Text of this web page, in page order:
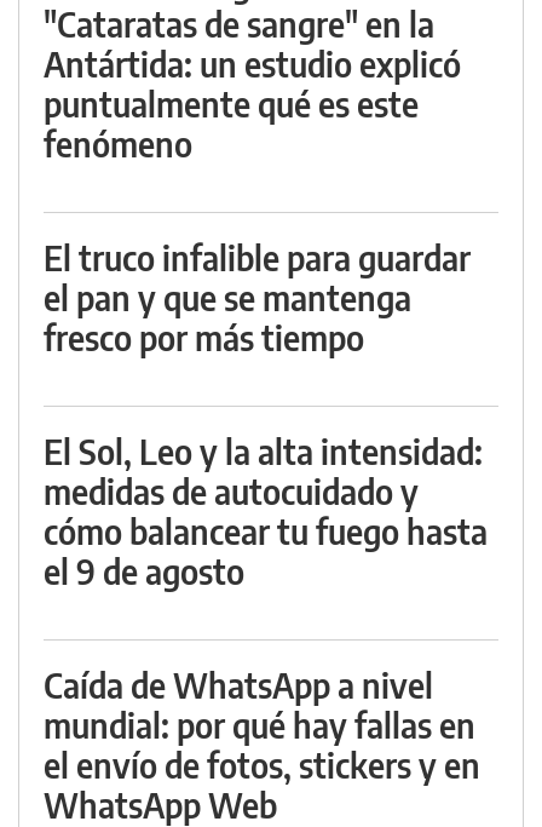
"Cataratas de sangre" en la
Antártida: un estudio explicó
puntualmente qué es este
fenómeno
El truco infalible para guardar
el pan y que se mantenga
fresco por más tiempo
El Sol, Leo y la alta intensidad:
medidas de autocuidado y
cómo balancear tu fuego hasta
el 9 de agosto
Caída de WhatsApp a nivel
mundial: por qué hay fallas en
el envío de fotos, stickers y en
WhatsApp Web